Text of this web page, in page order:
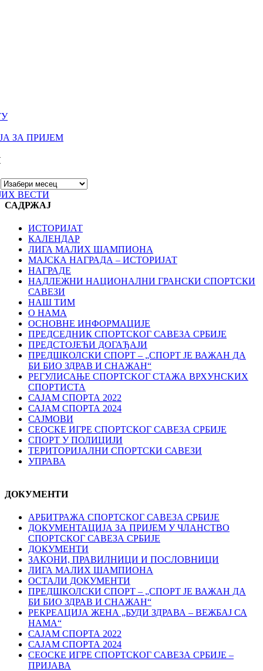
ЗА ПРИЈЕМ
ВЕСТИ
САДРЖАЈ
ИСТОРИЈАТ
КАЛЕНДАР
ЛИГА МАЛИХ ШАМПИОНА
МАЈСКА НАГРАДА – ИСТОРИЈАТ
НАГРАДЕ
НАДЛЕЖНИ НАЦИОНАЛНИ ГРАНСКИ СПОРТСКИ
САВЕЗИ
НАШ ТИМ
О НАМА
ОСНОВНЕ ИНФОРМАЦИЈЕ
ПРЕДСЕДНИК СПОРТСКОГ САВЕЗА СРБИЈЕ
ПРЕДСТОЈЕЋИ ДОГАЂАЈИ
ПРЕДШКОЛСКИ СПОРТ – „СПОРТ ЈЕ ВАЖАН ДА
БИ БИО ЗДРАВ И СНАЖАН“
РЕГУЛИСАЊЕ СПОРТСKОГ СТАЖА ВРХУНСKИХ
СПОРТИСТА
САЈАМ СПОРТА 2022
САЈАМ СПОРТА 2024
САЈМОВИ
СЕОСКЕ ИГРЕ СПОРТСКОГ САВЕЗА СРБИЈЕ
СПОРТ У ПОЛИЦИЈИ
ТЕРИТОРИЈАЛНИ СПОРТСКИ САВЕЗИ
УПРАВА
ДОКУМЕНТИ
АРБИТРАЖА СПОРТСКОГ САВЕЗА СРБИЈЕ
ДОКУМЕНТАЦИЈА ЗА ПРИЈЕМ У ЧЛАНСТВО
СПОРТСКОГ САВЕЗА СРБИЈЕ
ДОКУМЕНТИ
ЗАКОНИ, ПРАВИЛНИЦИ И ПОСЛОВНИЦИ
ЛИГА МАЛИХ ШАМПИОНА
ОСТАЛИ ДОКУМЕНТИ
ПРЕДШКОЛСКИ СПОРТ – „СПОРТ ЈЕ ВАЖАН ДА
БИ БИО ЗДРАВ И СНАЖАН“
РЕКРЕАЦИЈА ЖЕНА „БУДИ ЗДРАВА – ВЕЖБАЈ СА
НАМА“
САЈАМ СПОРТА 2022
САЈАМ СПОРТА 2024
СЕОСКЕ ИГРЕ СПОРТСКОГ САВЕЗА СРБИЈЕ –
ПРИЈАВА